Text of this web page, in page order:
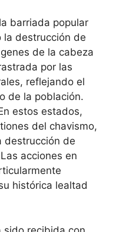
barriada popular
la destrucción de
de la cabeza
por las
reflejando el
de la población.
estos estados,
del chavismo,
destrucción de
acciones en
histórica lealtad